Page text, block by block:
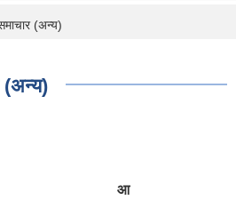
(अन्य)
(अन्य)
आ